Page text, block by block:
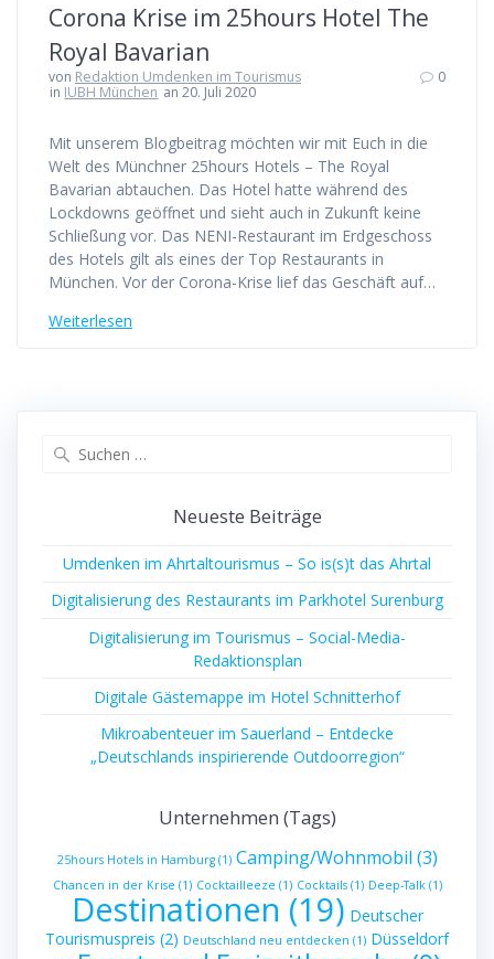
Corona Krise im 25hours Hotel The
Royal Bavarian
von Redaktion Umdenken im Tourismus
in IUBH München an 20. Juli 2020
0
Mit unserem Blogbeitrag möchten wir mit Euch in die
Welt des Münchner 25hours Hotels – The Royal
Bavarian abtauchen. Das Hotel hatte während des
Lockdowns geöffnet und sieht auch in Zukunft keine
Schließung vor. Das NENI-Restaurant im Erdgeschoss
des Hotels gilt als eines der Top Restaurants in
München. Vor der Corona-Krise lief das Geschäft auf…
Weiterlesen
Neueste Beiträge
Umdenken im Ahrtaltourismus – So is(s)t das Ahrtal
Digitalisierung des Restaurants im Parkhotel Surenburg
Digitalisierung im Tourismus – Social-Media-
Redaktionsplan
Digitale Gästemappe im Hotel Schnitterhof
Mikroabenteuer im Sauerland – Entdecke
„Deutschlands inspirierende Outdoorregion“
Unternehmen (Tags)
25hours Hotels in Hamburg(1) Camping/Wohnmobil(3)
Chancen in der Krise (1) Cocktailleeze (1) Cocktails(1) Deep-Talk(1)
Destinationen (19) Deutscher
Tourismuspreis (2) Deutschland neu entdecken (1) Düsseldorf